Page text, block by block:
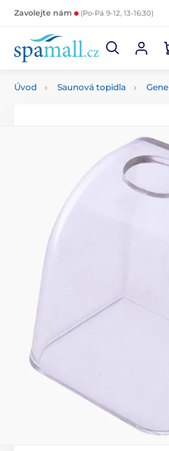
Zavolejte nám (Po-Pá 9-12, 13-16:30)
Úvod Saunová topidla